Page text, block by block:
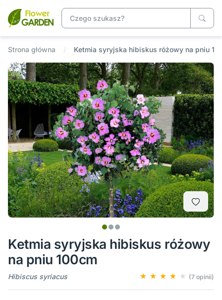
Strona główna Ketmia syryjska hibiskus różowy na pniu
Ketmia syryjska hibiskus różowy
na pniu 100cm
Hibiscus syriacus (7 opinii)